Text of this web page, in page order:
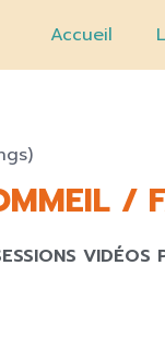
Accueil
/